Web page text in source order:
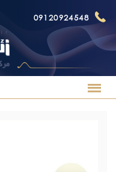
09120924548